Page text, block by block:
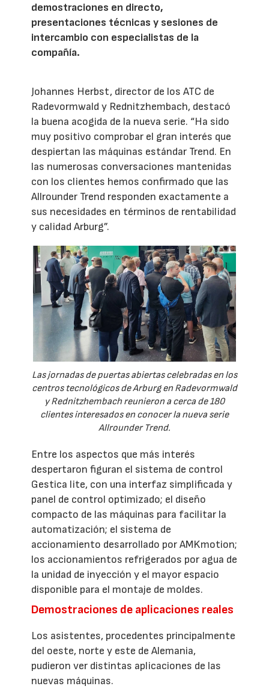
demostraciones en directo,
presentaciones técnicas y sesiones de
intercambio con especialistas de la
compañía.
Johannes Herbst, director de los ATC de
Radevormwald y Rednitzhembach, destacó
la buena acogida de la nueva serie. “Ha sido
muy positivo comprobar el gran interés que
despiertan las máquinas estándar Trend. En
las numerosas conversaciones mantenidas
con los clientes hemos confirmado que las
Allrounder Trend responden exactamente a
sus necesidades en términos de rentabilidad
y calidad Arburg”.
Las jornadas de puertas abiertas celebradas en los
centros tecnológicos de Arburg en Radevormwald
y Rednitzhembach reunieron a cerca de 180
clientes interesados en conocer la nueva serie
Allrounder Trend.
Entre los aspectos que más interés
despertaron figuran el sistema de control
Gestica lite, con una interfaz simplificada y
panel de control optimizado; el diseño
compacto de las máquinas para facilitar la
automatización; el sistema de
accionamiento desarrollado por AMKmotion;
los accionamientos refrigerados por agua de
la unidad de inyección y el mayor espacio
disponible para el montaje de moldes.
Demostraciones de aplicaciones reales
Los asistentes, procedentes principalmente
del oeste, norte y este de Alemania,
pudieron ver distintas aplicaciones de las
nuevas máquinas.